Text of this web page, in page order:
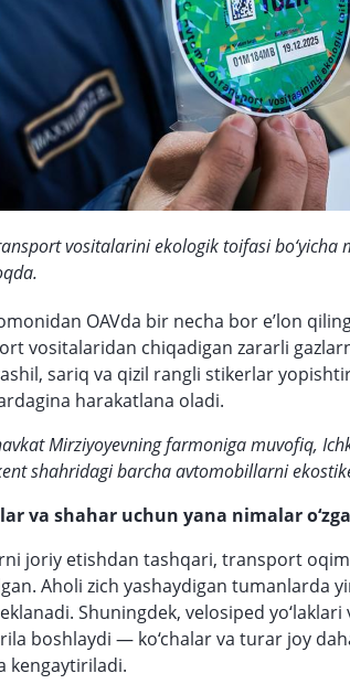
vositalarini ekologik toifasi bo‘yicha
OAVda bir necha bor e’lon
vositalaridan chiqadigan zararli
sariq va qizil rangli stikerlar
harakatlana oladi.
Mirziyoyevning farmoniga muvofiq,
shahridagi barcha avtomobillarni
va shahar uchun yana nimalar
joriy etishdan tashqari, transport
Aholi zich yashaydigan tumanlarda
Shuningdek, velosiped
boshlaydi — ko‘chalar va turar joy
kengaytiriladi.